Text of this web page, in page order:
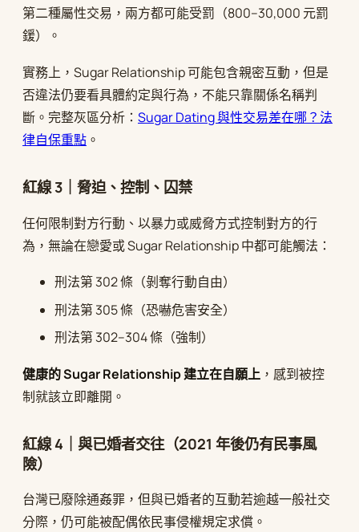
第二種屬性交易，兩方都可能受罰（800–30,000 元罰
鍰）。
實務上，Sugar Relationship 可能包含親密互動，但是
否違法仍要看具體約定與行為，不能只靠關係名稱判
斷。完整灰區分析： Sugar Dating 與性交易差在哪？法
律自保重點 。
紅線 3｜脅迫、控制、囚禁
任何限制對方行動、以暴力或威脅方式控制對方的行
為，無論在戀愛或 Sugar Relationship 中都可能觸法：
刑法第 302 條（剝奪行動自由）
刑法第 305 條（恐嚇危害安全）
刑法第 302–304 條（強制）
健康的 Sugar Relationship 建立在自願上 ，感到被控
制就該立即離開。
紅線 4｜與已婚者交往（2021 年後仍有民事風
險）
台灣已廢除通姦罪，但與已婚者的互動若逾越一般社交
分際，仍可能被配偶依民事侵權規定求償。